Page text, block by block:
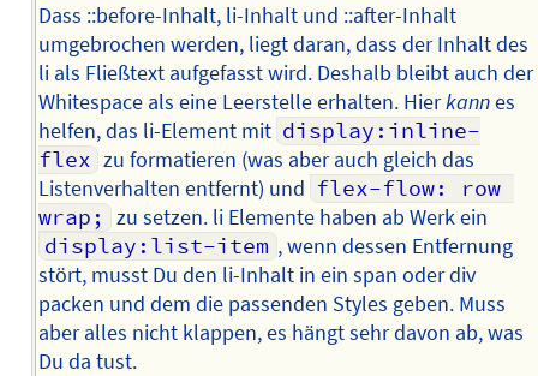
Dass ::before-Inhalt, li-Inhalt und ::after-Inhalt
umgebrochen werden, liegt daran, dass der Inhalt des
li als Fließtext aufgefasst wird. Deshalb bleibt auch der
Whitespace als eine Leerstelle erhalten. Hierkannes
helfen, das li-Element mit display:inline-
flex zu formatieren (was aber auch gleich das
Listenverhalten entfernt) und flex-flow: row
wrap;
zu setzen. li Elemente haben ab Werk ein
display:list-item , wenn dessen Entfernung
stört, musst Du den li-Inhalt in ein span oder div
packen und dem die passenden Styles geben. Muss
aber alles nicht klappen, es hängt sehr davon ab, was
Du da tust.